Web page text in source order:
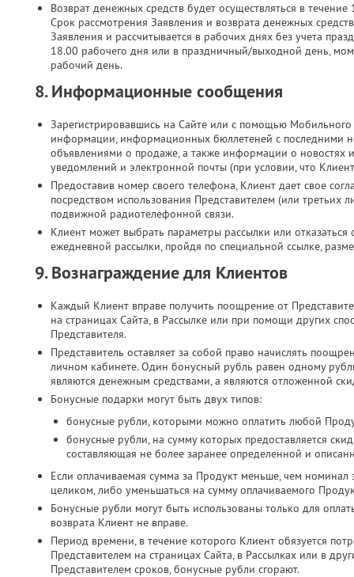
Возврат денежных средств будет осуществляться в
Срок рассмотрения Заявления и возврата денежных
Заявления и рассчитывается в рабочих днях без учета
18.00 рабочего дня или в праздничный/выходной день,
рабочий день.
8. Информационные сообщения
Зарегистрировавшись на Сайте или с помощью
информации, информационных бюллетеней с последними
объявлениями о продаже, а также информации о новостях
уведомлений и электронной почты (при условии, что
Предоставив номер своего телефона, Клиент дает свое
посредством использования Представителем (или
подвижной радиотелефонной связи.​
Клиент может выбрать параметры рассылки или
ежедневной рассылки, пройдя по специальной ссылке,
9. Вознаграждение для Клиентов
Каждый Клиент вправе получить поощрение от
на страницах Сайта, в Рассылке или при помощи других
Представителя.
Представитель оставляет за собой право начислять
личном кабинете. Один бонусный рубль равен одному
являются денежным средствами, а являются отложенной
Бонусные подарки могут быть двух типов:
бонусные рубли, которыми можно оплатить любой
бонусные рубли, на сумму которых предоставляется
составляющая не более заранее определенной и
Если оплачиваемая сумма за Продукт меньше, чем
целиком, либо уменьшаться на сумму оплачиваемого
Бонусные рубли могут быть использованы только для
возврата Клиент не вправе.
Период времени, в течение которого Клиент обязуется
Представителем на страницах Сайта, в Рассылках или в
Представителем сроков, бонусные рубли сгорают.